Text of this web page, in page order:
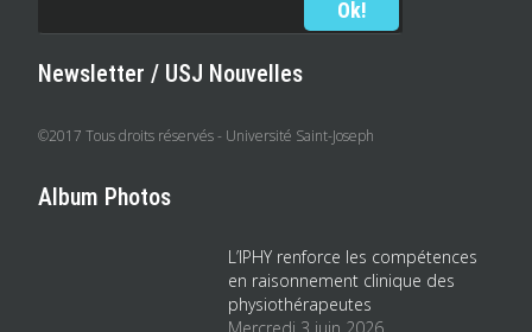
Newsletter / USJ Nouvelles
©2017 Tous droits réservés - Université Saint-Joseph
Album Photos
L’IPHY renforce les compétences
en raisonnement clinique des
physiothérapeutes